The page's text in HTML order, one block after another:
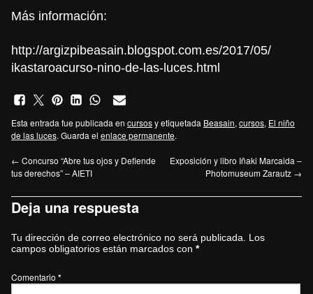
Más información:
http://argizpibeasain.blogspot.com.es/2017/05/
ikastaroacurso-nino-de-las- luces.html
Esta entrada fue publicada en cursosy etiquetada Beasain, cursos, El niño
de las luces. Guarda el enlace permanente.
← Concurso “Abre tus ojos y Defiende
tus derechos” – AIETI
Exposición y libro Iñaki Marcaida –
Photomuseum Zarautz →
Deja una respuesta
Tu dirección de correo electrónico no será publicada.
Los
campos obligatorios están marcados con *
Comentario *